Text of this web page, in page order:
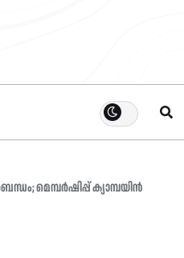
മെമ്പർഷിപ്പ് ക്യാമ്പയിൻ